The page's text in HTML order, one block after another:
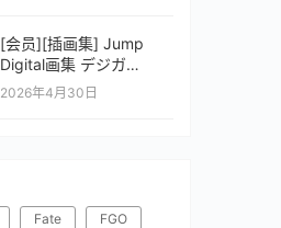
[会员][插画集] Jump
Digital画集 デジガ
CLAYMORE 1
2026年4月30日
Fate FGO